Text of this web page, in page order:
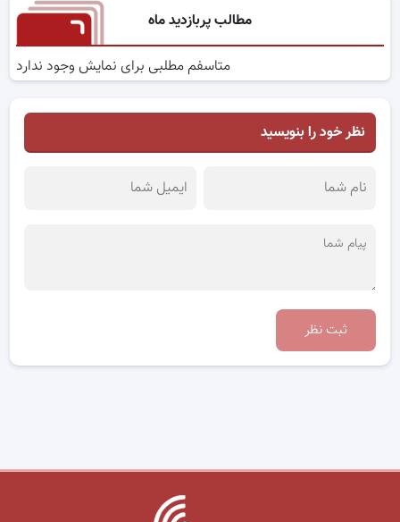
مطالب پربازدید ماه
متاسفم مطلبی برای نمایش وجود ندارد
نظر خود را بنویسید
ثبت نظر